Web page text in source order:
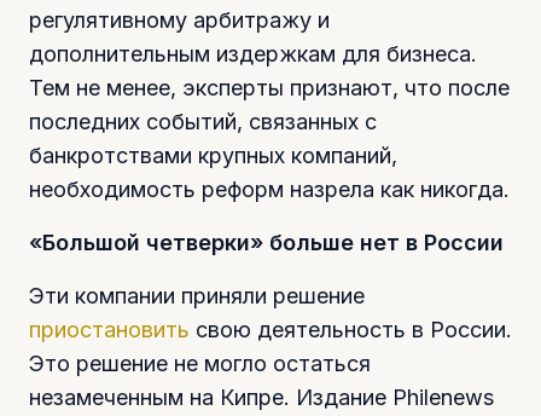
регулятивному арбитражу и
дополнительным издержкам для бизнеса.
Тем не менее, эксперты признают, что после
последних событий, связанных с
банкротствами крупных компаний,
необходимость реформ назрела как никогда.
«Большой четверки» больше нет в России
Эти компании приняли решение
приостановить свою деятельность в России.
Это решение не могло остаться
незамеченным на Кипре. Издание Philenews